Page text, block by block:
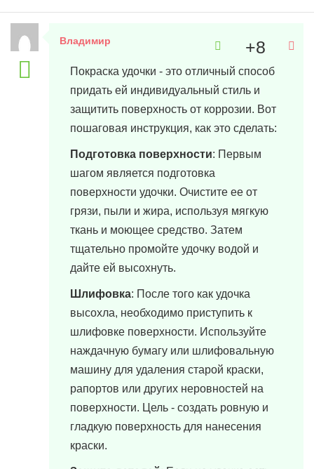
Владимир
Покраска удочки - это отличный способ
придать ей индивидуальный стиль и
защитить поверхность от коррозии. Вот
пошаговая инструкция, как это сделать:
Подготовка поверхности: Первым
шагом является подготовка
поверхности удочки. Очистите ее от
грязи, пыли и жира, используя мягкую
ткань и моющее средство. Затем
тщательно промойте удочку водой и
дайте ей высохнуть.
Шлифовка: После того как удочка
высохла, необходимо приступить к
шлифовке поверхности. Используйте
наждачную бумагу или шлифовальную
машину для удаления старой краски,
рапортов или других неровностей на
поверхности. Цель - создать ровную и
гладкую поверхность для нанесения
краски.
+8